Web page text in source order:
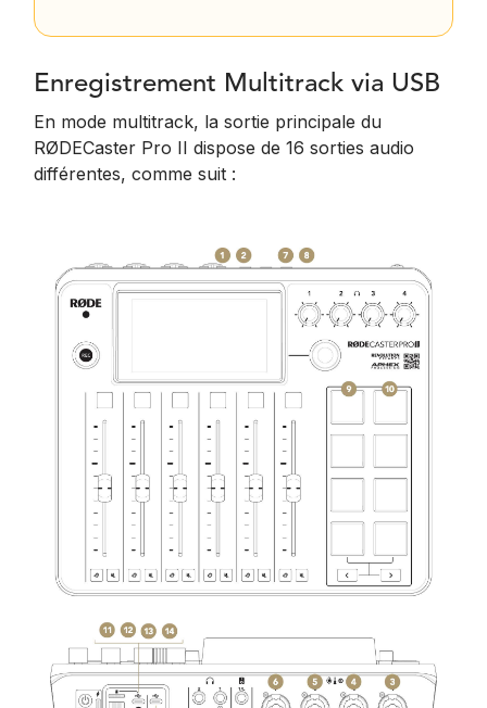
Enregistrement Multitrack via USB
En mode multitrack, la sortie principale du
RØDECaster Pro II dispose de 16 sorties audio
différentes, comme suit :